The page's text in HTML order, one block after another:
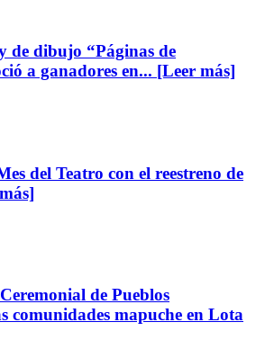
de dibujo “Páginas de
a ganadores en... [Leer más]
del Teatro con el reestreno de
de Pueblos
comunidades mapuche en Lota